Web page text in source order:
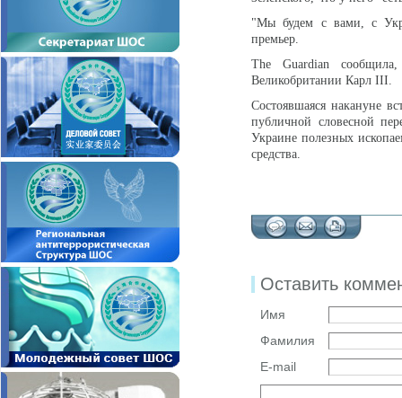
"Мы будем с вами, с
премьер.
The Guardian
Великобритании Карл III.
Состоявшаяся накануне
публичной словесной
Украине полезных
средства.
Оставить
Имя
Фамилия
E-mail